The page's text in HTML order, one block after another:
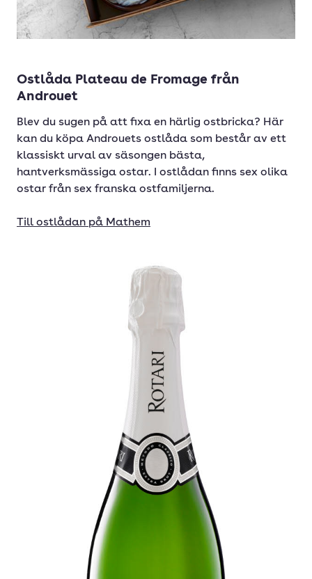
Ostlåda Plateau de Fromage från
Androuet
Blev du sugen på att fixa en härlig ostbricka? Här
kan du köpa Androuets ostlåda som består av ett
klassiskt urval av säsongen bästa,
hantverksmässiga ostar. I ostlådan finns sex olika
ostar från sex franska ostfamiljerna.
Till ostlådan på Mathem